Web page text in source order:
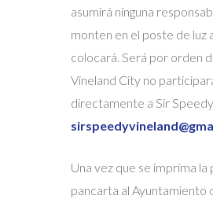
asumirá ninguna
monten en el poste de luz
colocará. Será por orden
Vineland City no
directamente a Sir
Una vez que se imprima
pancarta al Ayuntamiento